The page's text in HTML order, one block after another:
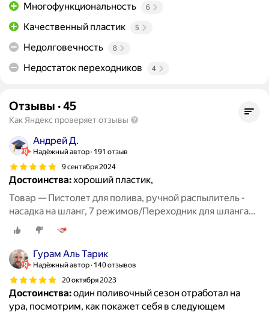
Многофункциональность 6
Качественный пластик 5
Недолговечность 8
Недостаток переходников 4
Отзывы ·45
Как Яндекс проверяет отзывы
Андрей Д.
Надёжный автор 191 отзыв
9 сентября 2024
Достоинства:хороший пластик,
Товар — Пистолет для полива, ручной распылитель -
насадка на шланг, 7 режимов/Переходник для шланга
3шт/Полив и орошение сада
Гурам Аль Тарик
Надёжный автор 140 отзывов
20 октября 2023
Достоинства:один поливочный сезон отработал на
ура, посмотрим, как покажет себя в следующем